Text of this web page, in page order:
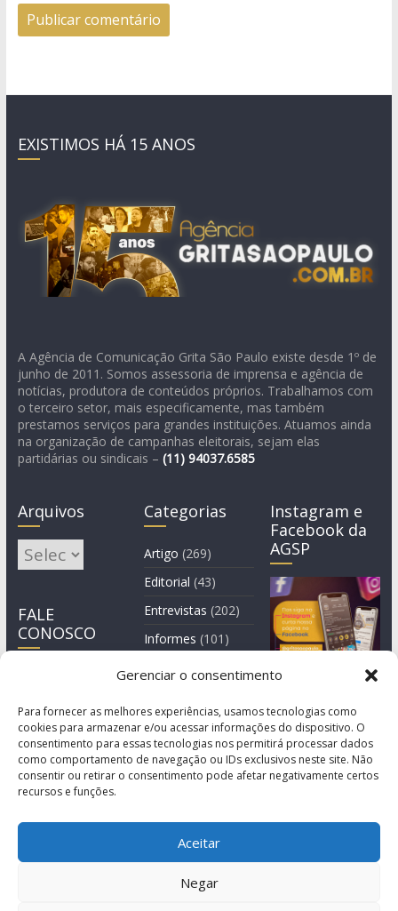
Gerenciar o consentimento
Para fornecer as melhores experiências, usamos tecnologias como
cookies para armazenar e/ou acessar informações do dispositivo. O
consentimento para essas tecnologias nos permitirá processar dados
como comportamento de navegação ou IDs exclusivos neste site. Não
consentir ou retirar o consentimento pode afetar negativamente certos
recursos e funções.
Aceitar
Negar
EXISTIMOS HÁ 15 ANOS
A Agência de Comunicação Grita São Paulo existe desde 1º de
junho de 2011. Somos assessoria de imprensa e agência de
notícias, produtora de conteúdos próprios. Trabalhamos com
o terceiro setor, mais especificamente, mas também
prestamos serviços para grandes instituições. Atuamos ainda
na organização de campanhas eleitorais, sejam elas
partidárias ou sindicais – (11) 94037.6585
Arquivos
Arquivos
FALE
CONOSCO
Categorias
Artigo (269)
Editorial (43)
Entrevistas (202)
Informes (101)
Instagram e
Facebook da
AGSP
© Copyright 2011-2026